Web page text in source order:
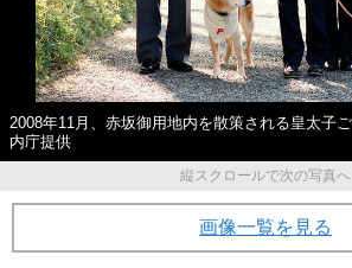
2008年11月、赤坂御用地内を散策される皇太子
内庁提供
縦スクロールで次の写真へ
画像一覧を見る